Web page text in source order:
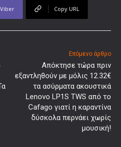
Viber Copy URL
Επόμενο άρθρο
Απόκτησε τώρα πριν
εξαντληθούν με μόλις 12.32€
τα ασύρματα ακουστικά
Lenovo LP1S TWS από το
Cafago γιατί η καραντίνα
δύσκολα περνάει χωρίς
μουσική!